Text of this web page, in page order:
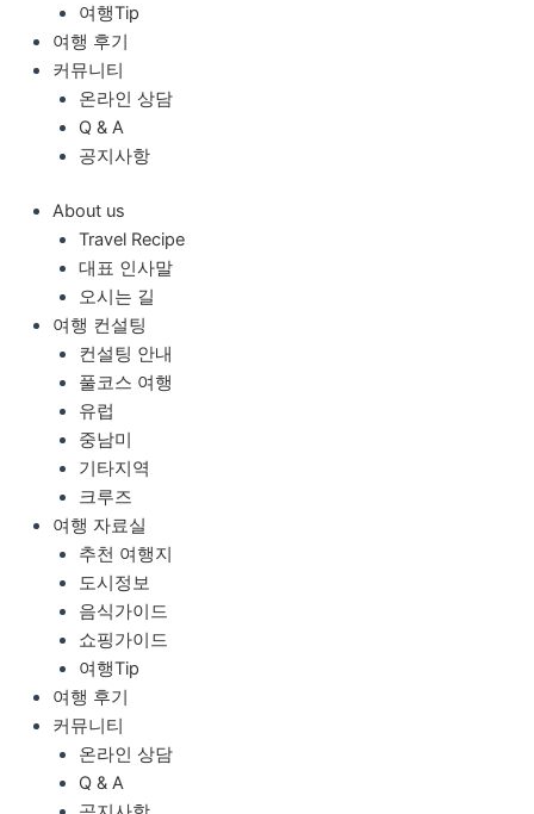
여행Tip
여행 후기
커뮤니티
온라인 상담
Q & A
공지사항
About us
Travel Recipe
대표 인사말
오시는 길
여행 컨설팅
컨설팅 안내
풀코스 여행
유럽
중남미
기타지역
크루즈
여행 자료실
추천 여행지
도시정보
음식가이드
쇼핑가이드
여행Tip
여행 후기
커뮤니티
온라인 상담
Q & A